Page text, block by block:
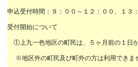
申込受付時間：９：００～１２：００、１３
受付開始について
①上九一色地区の町民は、５ヶ月前の１日か
※地区外の町民及び町外の方は利用できま